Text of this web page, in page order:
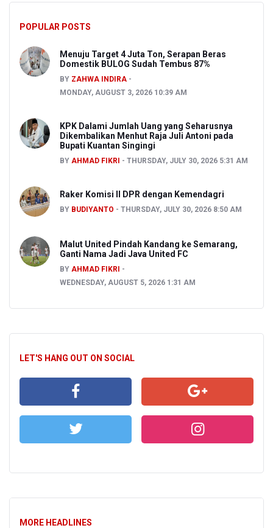
POPULAR POSTS
Menuju Target 4 Juta Ton, Serapan Beras
Domestik BULOG Sudah Tembus 87%
BY ZAHWA INDIRA
MONDAY, AUGUST 3, 2026 10:39 AM
KPK Dalami Jumlah Uang yang Seharusnya
Dikembalikan Menhut Raja Juli Antoni pada
Bupati Kuantan Singingi
BY AHMAD FIKRI THURSDAY, JULY 30, 2026 5:31 AM
Raker Komisi II DPR dengan Kemendagri
BY BUDIYANTO THURSDAY, JULY 30, 2026 8:50 AM
Malut United Pindah Kandang ke Semarang,
Ganti Nama Jadi Java United FC
BY AHMAD FIKRI
WEDNESDAY, AUGUST 5, 2026 1:31 AM
LET'S HANG OUT ON SOCIAL
MORE HEADLINES